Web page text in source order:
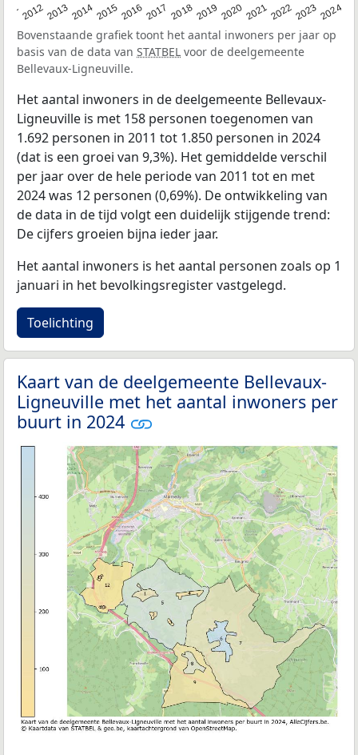
201220132014201520162017 20182019 20202021202220232024
Bovenstaande grafiek toont het aantal inwoners per jaar op
basis van de data van STATBEL voor de deelgemeente
Bellevaux-Ligneuville.
Het aantal inwoners in de deelgemeente Bellevaux-
Ligneuville is met 158 personen toegenomen van
1.692 personen in 2011 tot 1.850 personen in 2024
(dat is een groei van 9,3%). Het gemiddelde verschil
per jaar over de hele periode van 2011 tot en met
2024 was 12 personen (0,69%). De ontwikkeling van
de data in de tijd volgt een duidelijk stijgende trend:
De cijfers groeien bijna ieder jaar.
Het aantal inwoners is het aantal personen zoals op 1
januari in het bevolkingsregister vastgelegd.
Toelichting
Kaart van de deelgemeente Bellevaux-
Ligneuville met het aantal inwoners per
buurt in 2024